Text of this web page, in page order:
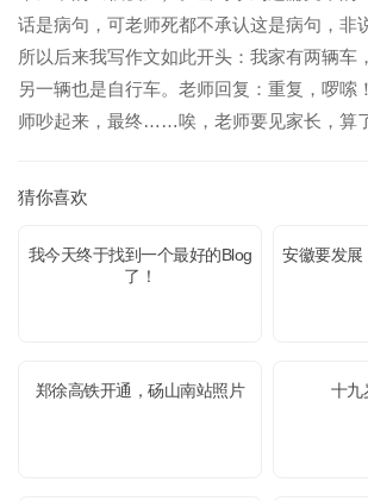
话是病句，可老师死都不承认这是病句，非
所以后来我写作文如此开头：我家有两辆车
另一辆也是自行车。老师回复：重复，啰嗦
师吵起来，最终……唉，老师要见家长，算
猜你喜欢
我今天终于找到一个最好的Blog
了！
安徽要发展
郑徐高铁开通，砀山南站照片 十九